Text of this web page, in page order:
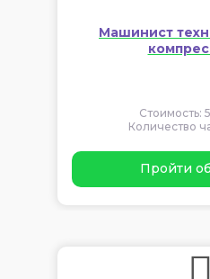
Машинист
Стоимость:
Количество
Пройти